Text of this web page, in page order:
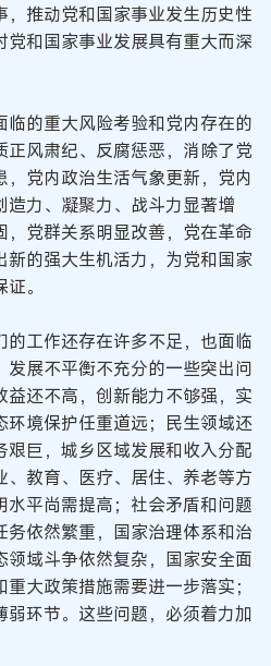
推动党和国家事业发生历史性
和国家事业发展具有重大而深
的重大风险考验和党内存在的
风肃纪、反腐惩恶，消除了党
党内政治生活气象更新，党内
力、凝聚力、战斗力显著增
党群关系明显改善，党在革命
的强大生机活力，为党和国家
。
工作还存在许多不足，也面临
展不平衡不充分的一些突出问
还不高，创新能力不够强，实
环境保护任重道远；民生领域还
巨，城乡区域发展和收入分配
教育、医疗、居住、养老等方
平尚需提高；社会矛盾和问题
依然繁重，国家治理体系和治
域斗争依然复杂，国家安全面
大政策措施需要进一步落实；
环节。这些问题，必须着力加